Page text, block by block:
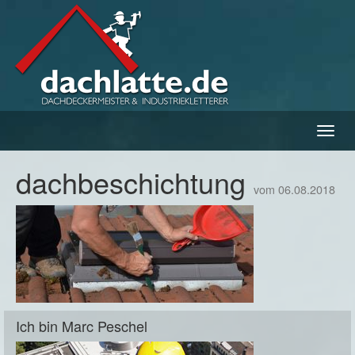
ein-/
dachbeschichtung vom 06.08.2018
Ich bin Marc Peschel